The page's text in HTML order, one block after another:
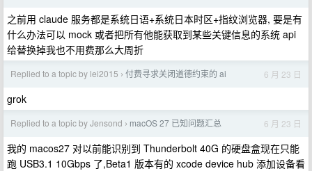
之前用 claude 服务都是系统日语+系统日本时区+指纹浏览器, 要是有
什么办法可以 mock 或者把所有他能获取到某些关键信息的系统 api
给替换掉我也不用费那么大周折
Replied to a topic by lei2015 › 付费寻求关闭道德约束的 ai 6 月 23 日
grok
Replied to a topic by Jensond › macOS 27 已知问题汇总 6 月 23 日
我的 macos27 对以前能识别到 Thunderbolt 40G 的硬盘盒现在只能
跑 USB3.1 10Gbps 了,Beta1 版本有的 xcode device hub 添加设备看